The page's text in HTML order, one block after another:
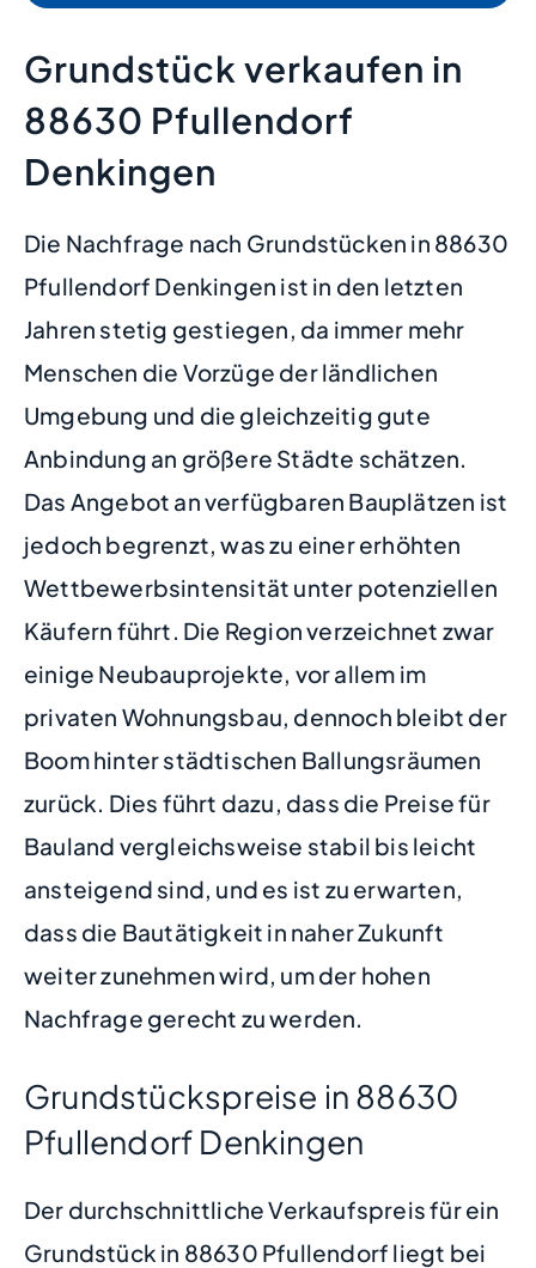
Grundstück verkaufen in
88630 Pfullendorf
Denkingen
Die Nachfrage nach Grundstücken in 88630
Pfullendorf Denkingen ist in den letzten
Jahren stetig gestiegen, da immer mehr
Menschen die Vorzüge der ländlichen
Umgebung und die gleichzeitig gute
Anbindung an größere Städte schätzen.
Das Angebot an verfügbaren Bauplätzen ist
jedoch begrenzt, was zu einer erhöhten
Wettbewerbsintensität unter potenziellen
Käufern führt. Die Region verzeichnet zwar
einige Neubauprojekte, vor allem im
privaten Wohnungsbau, dennoch bleibt der
Boom hinter städtischen Ballungsräumen
zurück. Dies führt dazu, dass die Preise für
Bauland vergleichsweise stabil bis leicht
ansteigend sind, und es ist zu erwarten,
dass die Bautätigkeit in naher Zukunft
weiter zunehmen wird, um der hohen
Nachfrage gerecht zu werden.
Grundstückspreise in 88630
Pfullendorf Denkingen
Der durchschnittliche Verkaufspreis für ein
Grundstück in 88630 Pfullendorf liegt bei